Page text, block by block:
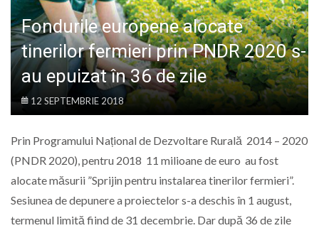
Fondurile europene alocate
tinerilor fermieri prin PNDR 2020 s-
au epuizat în 36 de zile
12 SEPTEMBRIE 2018
Prin Programului Național de Dezvoltare Rurală 2014 – 2020
(PNDR 2020), pentru 2018 11 milioane de euro au fost
alocate măsurii ”Sprijin pentru instalarea tinerilor fermieri”.
Sesiunea de depunere a proiectelor s-a deschis în 1 august,
termenul limită fiind de 31 decembrie. Dar după 36 de zile